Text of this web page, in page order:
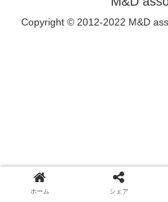
Copyright © 2012-2022 M&D
ホーム シェア